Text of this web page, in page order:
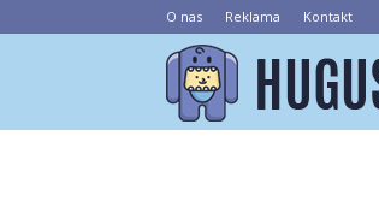
O nas Reklama Kontakt